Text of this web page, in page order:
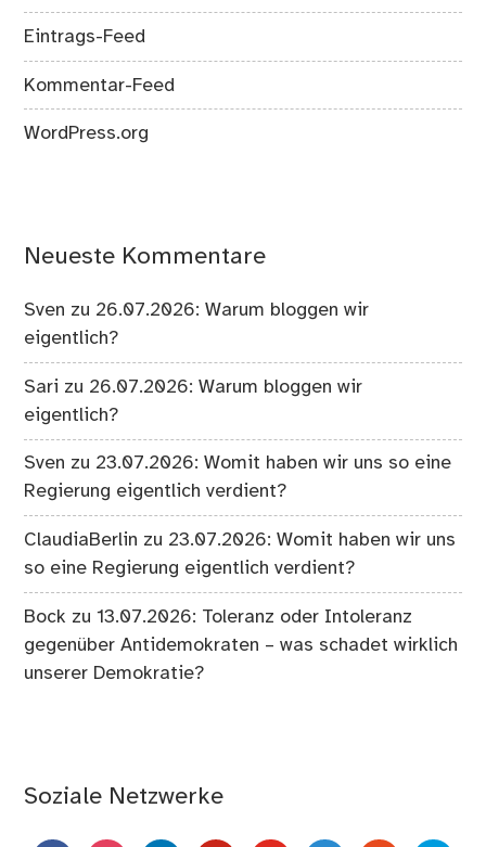
Eintrags-Feed
Kommentar-Feed
WordPress.org
Neueste Kommentare
Sven zu 26.07.2026: Warum bloggen wir
eigentlich?
Sari zu 26.07.2026: Warum bloggen wir
eigentlich?
Sven zu 23.07.2026: Womit haben wir uns so eine
Regierung eigentlich verdient?
ClaudiaBerlin zu 23.07.2026: Womit haben wir uns
so eine Regierung eigentlich verdient?
Bock zu13.07.2026: Toleranz oder Intoleranz
gegenüber Antidemokraten – was schadet wirklich
unserer Demokratie?
Soziale Netzwerke